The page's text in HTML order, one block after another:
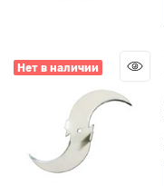
Нет в наличии